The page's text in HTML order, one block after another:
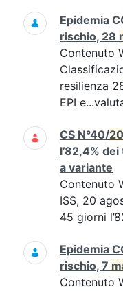
Epidemia
rischio, 28
Contenuto
resilienza
EPI
CS N°40/
l’82,4%
a variante
Contenuto
ISS, 20
45 giorni
Epidemia
rischio, 7
Contenuto